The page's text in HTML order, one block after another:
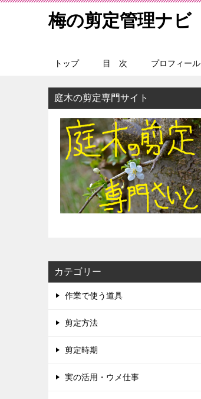
梅の剪定管理ナビ
トップ 目 次 プロフィール
庭木の剪定専門サイト
カテゴリー
作業で使う道具
剪定方法
剪定時期
実の活用・ウメ仕事